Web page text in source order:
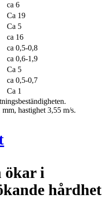
ca 6
Ca 19
Ca 5
ca 16
ca 0,5-0,8
ca 0,6-1,9
Ca 5
ca 0,5-0,7
Ca 1
hastighet 3,55 m/s.
ökar i
hårdhet